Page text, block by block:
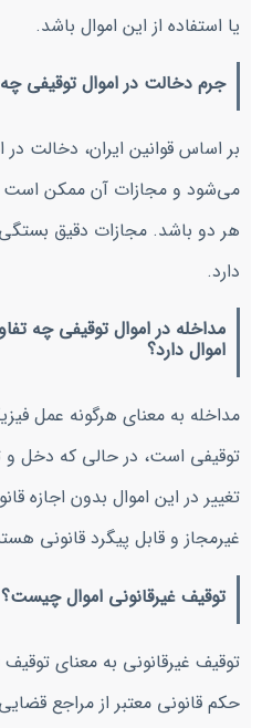
یا استفاده از این اموال باشد.
جرم دخالت در اموال توقیفی
بر اساس قوانین ایران، دخالت
می‌شود و مجازات آن ممکن
هر دو باشد. مجازات دقیق
دارد.
مداخله در اموال توقیفی چه
اموال دارد؟
مداخله به معنای هرگونه عمل
توقیفی است، در حالی که دخل و
تغییر در این اموال بدون اجازه
غیرمجاز و قابل پیگرد قانونی
توقیف غیرقانونی اموال چیست؟
توقیف غیرقانونی به معنای
حکم قانونی معتبر از مراجع